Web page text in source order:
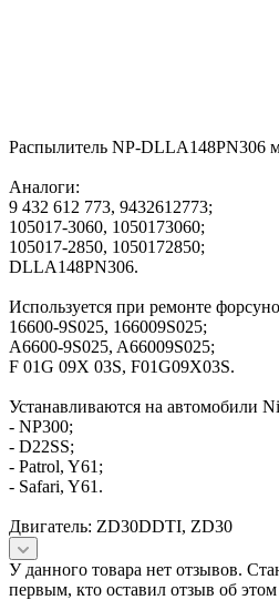
Распылитель NP-DLLA148PN306
Аналоги:
9 432 612 773, 9432612773;
105017-3060, 1050173060;
105017-2850, 1050172850;
DLLA148PN306.
Используется при ремонте
16600-9S025, 166009S025;
A6600-9S025, A66009S025;
F 01G 09X 03S, F01G09X03S.
Устанавливаются на автомобили
- NP300;
- D22SS;
- Patrol, Y61;
- Safari, Y61.
Двигатель: ZD30DDTI, ZD30
У данного товара нет отзывов.
первым, кто оставил отзыв об этом